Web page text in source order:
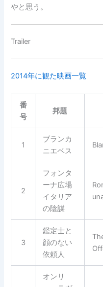
やと思う。
Trailer
2014年に観た映画一覧
番
号
邦題
1
ブランカ
ニエベス
2
フォンタ
ーナ広場
イタリア
の陰謀
3
鑑定士と
顔のない
依頼人
オンリ